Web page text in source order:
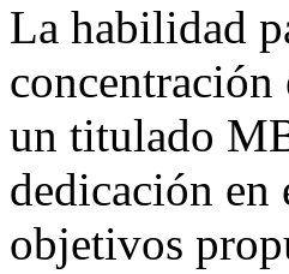
La habilidad
concentración
un titulado
dedicación en
objetivos